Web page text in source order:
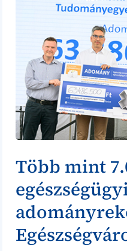
Több mint